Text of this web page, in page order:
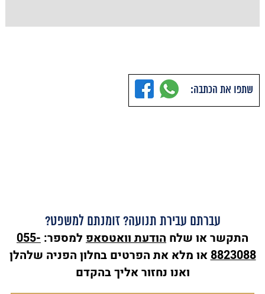
שתפו את הכתבה:
עברתם עבירת תנועה? זומנתם למשפט?
התקשר או שלח הודעת וואטסאפ למספר: 055-
8823088 או מלא את הפרטים בחלון הפניה שלהלן
ואנו נחזור אליך בהקדם